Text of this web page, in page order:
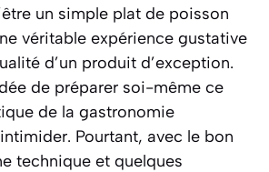
un simple plat de poisson
véritable expérience gustative
d’un produit d’exception.
de préparer soi-même ce
de la gastronomie
Pourtant, avec le bon
technique et quelques